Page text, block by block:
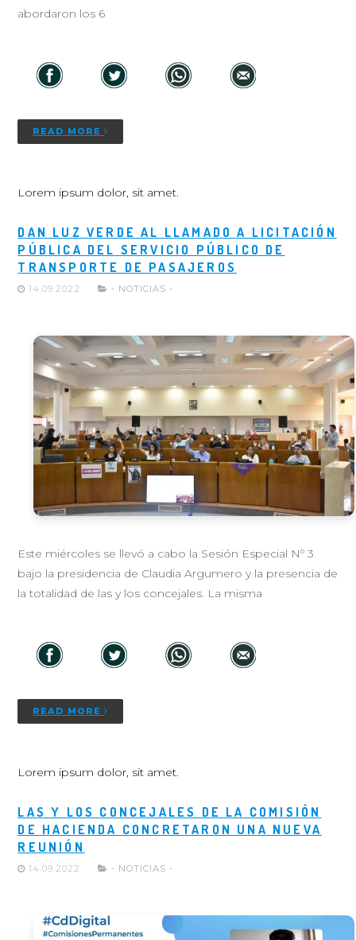
abordaron los 6
READ MORE
Lorem ipsum dolor, sit amet.
DAN LUZ VERDE AL LLAMADO A LICITACIÓN
PÚBLICA DEL SERVICIO PÚBLICO DE
TRANSPORTE DE PASAJEROS
14.09.2022 - NOTICIAS -
Este miércoles se llevó a cabo la Sesión Especial Nº 3
bajo la presidencia de Claudia Argumero y la presencia de
la totalidad de las y los concejales. La misma
READ MORE
Lorem ipsum dolor, sit amet.
LAS Y LOS CONCEJALES DE LA COMISIÓN
DE HACIENDA CONCRETARON UNA NUEVA
REUNIÓN
14.09.2022 - NOTICIAS -